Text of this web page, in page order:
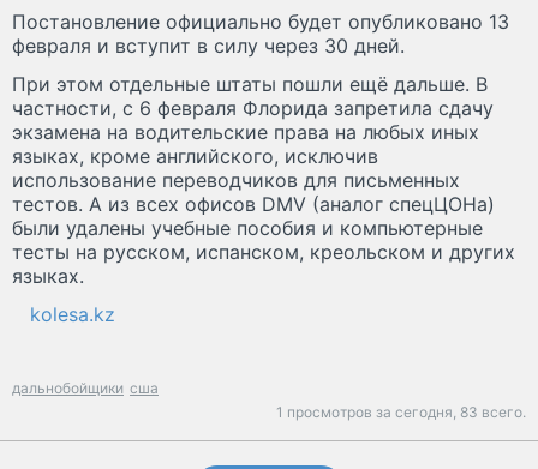
Постановление официально будет опубликовано 13
февраля и вступит в силу через 30 дней.
При этом отдельные штаты пошли ещё дальше. В
частности, с 6 февраля Флорида запретила сдачу
экзамена на водительские права на любых иных
языках, кроме английского, исключив
использование переводчиков для письменных
тестов. А из всех офисов DMV (аналог спецЦОНа)
были удалены учебные пособия и компьютерные
тесты на русском, испанском, креольском и других
языках.
kolesa.kz
дальнобойщики сша
1 просмотров за сегодня, 83 всего.